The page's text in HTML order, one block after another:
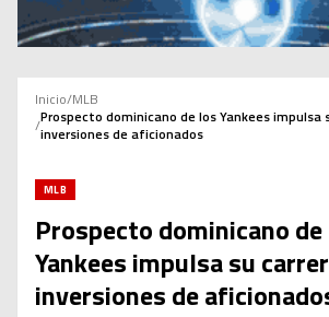
Inicio/MLB
/Prospecto dominicano de los Yankees impulsa
inversiones de aficionados
MLB
Prospecto dominicano
Yankees impulsa su
inversiones de